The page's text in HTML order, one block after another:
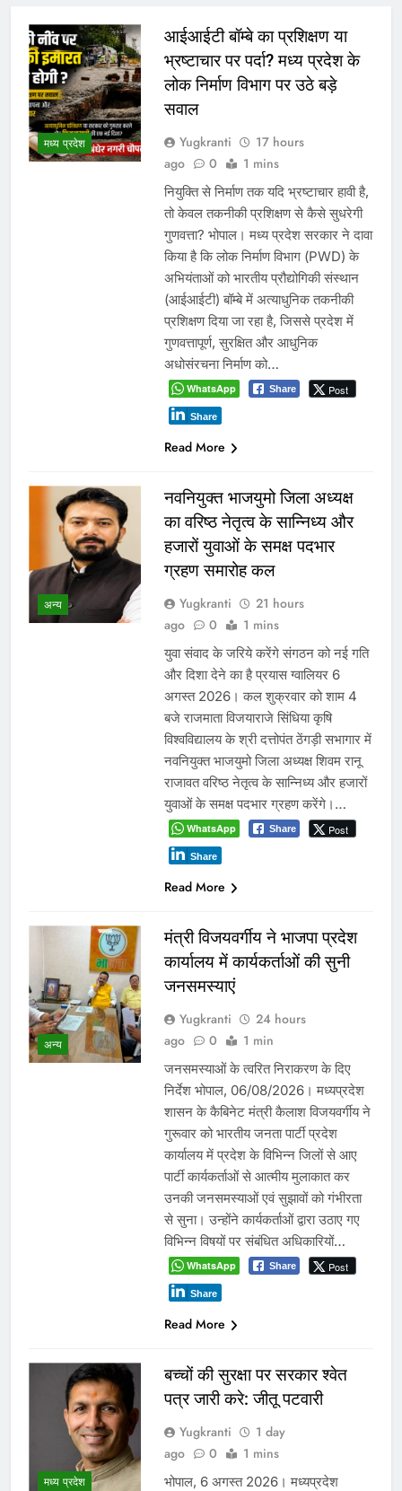
मध्य प्रदेश
आईआईटी बॉम्बे का प्रशिक्षण या
भ्रष्टाचार पर पर्दा? मध्य प्रदेश के
लोक निर्माण विभाग पर उठे बड़े
सवाल
Yugkranti
17 hours
ago
0 1 mins
नियुक्ति से निर्माण तक यदि भ्रष्टाचार हावी है,
तो केवल तकनीकी प्रशिक्षण से कैसे सुधरेगी
गुणवत्ता? भोपाल। मध्य प्रदेश सरकार ने दावा
किया है कि लोक निर्माण विभाग (PWD) के
अभियंताओं को भारतीय प्रौद्योगिकी संस्थान
(आईआईटी) बॉम्बे में अत्याधुनिक तकनीकी
प्रशिक्षण दिया जा रहा है, जिससे प्रदेश में
गुणवत्तापूर्ण, सुरक्षित और आधुनिक
अधोसंरचना निर्माण को…
WhatsApp Share Post
Share
Read More
अन्य
नवनियुक्त भाजयुमो जिला अध्यक्ष
का वरिष्ठ नेतृत्व के सान्निध्य और
हजारों युवाओं के समक्ष पदभार
ग्रहण समारोह कल
Yugkranti
21 hours
ago
0 1 mins
युवा संवाद के जरिये करेंगे संगठन को नई गति
और दिशा देने का है प्रयास ग्वालियर 6
अगस्त 2026। कल शुक्रवार को शाम 4
बजे राजमाता विजयाराजे सिंधिया कृषि
विश्वविद्यालय के श्री दत्तोपंत ठेंगड़ी सभागार में
नवनियुक्त भाजयुमो जिला अध्यक्ष शिवम रानू
राजावत वरिष्ठ नेतृत्व के सान्निध्य और हजारों
युवाओं के समक्ष पदभार ग्रहण करेंगे।…
WhatsApp Share Post
Share
Read More
अन्य
मंत्री विजयवर्गीय ने भाजपा प्रदेश
कार्यालय में कार्यकर्ताओं की सुनी
जनसमस्याएं
Yugkranti
24 hours
ago
0 1 min
जनसमस्याओं के त्वरित निराकरण के दिए
निर्देश भोपाल, 06/08/2026। मध्यप्रदेश
शासन के कैबिनेट मंत्री कैलाश विजयवर्गीय ने
गुरूवार को भारतीय जनता पार्टी प्रदेश
कार्यालय में प्रदेश के विभिन्न जिलों से आए
पार्टी कार्यकर्ताओं से आत्मीय मुलाकात कर
उनकी जनसमस्याओं एवं सुझावों को गंभीरता
से सुना। उन्होंने कार्यकर्ताओं द्वारा उठाए गए
विभिन्न विषयों पर संबंधित अधिकारियों…
WhatsApp Share Post
Share
Read More
मध्य प्रदेश
बच्चों की सुरक्षा पर सरकार श्वेत
पत्र जारी करे: जीतू पटवारी
Yugkranti
1 day
ago
0 1 mins
भोपाल, 6 अगस्त 2026। मध्यप्रदेश